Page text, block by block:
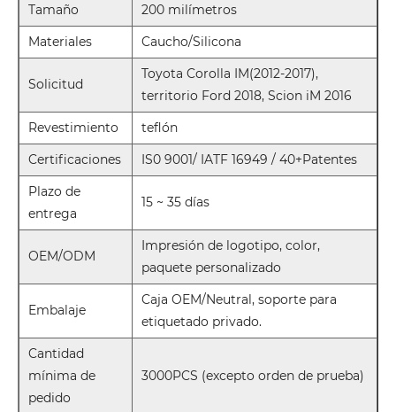
Tamaño
200 milímetros
Materiales
Caucho/Silicona
Solicitud
Toyota Corolla IM(2012-2017),
territorio Ford 2018, Scion iM 2016
Revestimiento
teflón
Certificaciones
IS0 9001/ IATF 16949 / 40+Patentes
Plazo de
entrega
15 ~ 35 días
OEM/ODM
Impresión de logotipo, color,
paquete personalizado
Embalaje
Caja OEM/Neutral, soporte para
etiquetado privado.
Cantidad
mínima de
pedido
3000PCS (excepto orden de prueba)